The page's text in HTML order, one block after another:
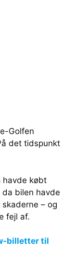
Golfen
det tidspunkt
havde købt
bilen havde
– og
fejl af.
billetter til